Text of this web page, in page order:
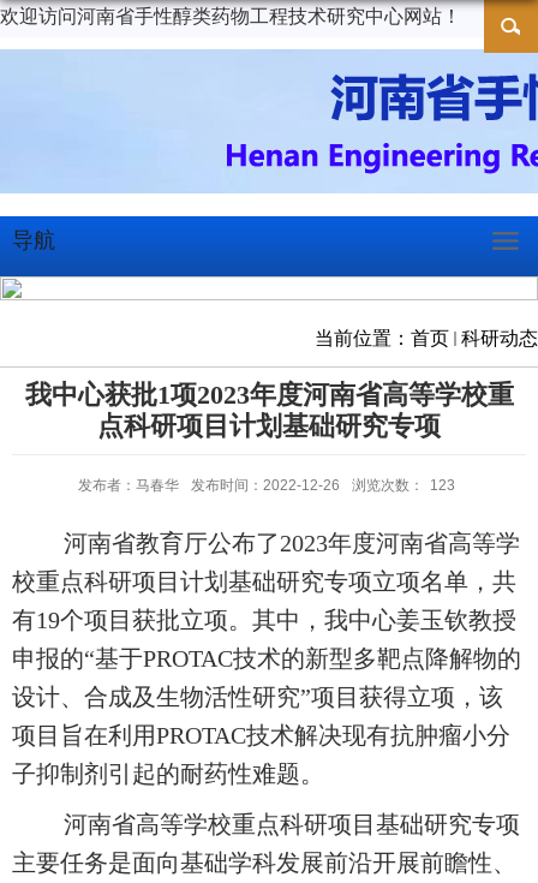
欢迎访问河南省手性醇类药物工程技术研究中心网站！
导航
当前位置： 首页 科研动态
我中心获批1项2023年度河南省高等学校重
点科研项目计划基础研究专项
发布者：马春华 发布时间：2022-12-26 浏览次数： 123
河南省教育厅公布了2023年度河南省高等学
校重点科研项目计划基础研究专项立项名单，共
有19个项目获批立项。其中，我中心姜玉钦教授
申报的“基于PROTAC技术的新型多靶点降解物的
设计、合成及生物活性研究”项目获得立项，该
项目旨在利用PROTAC技术解决现有抗肿瘤小分
子抑制剂引起的耐药性难题。
河南省高等学校重点科研项目基础研究专项
主要任务是面向基础学科发展前沿开展前瞻性、